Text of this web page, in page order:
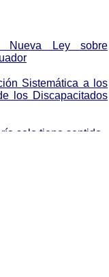
Ley sobre
Sistemática a los
los Discapacitados
solo tiene sentido